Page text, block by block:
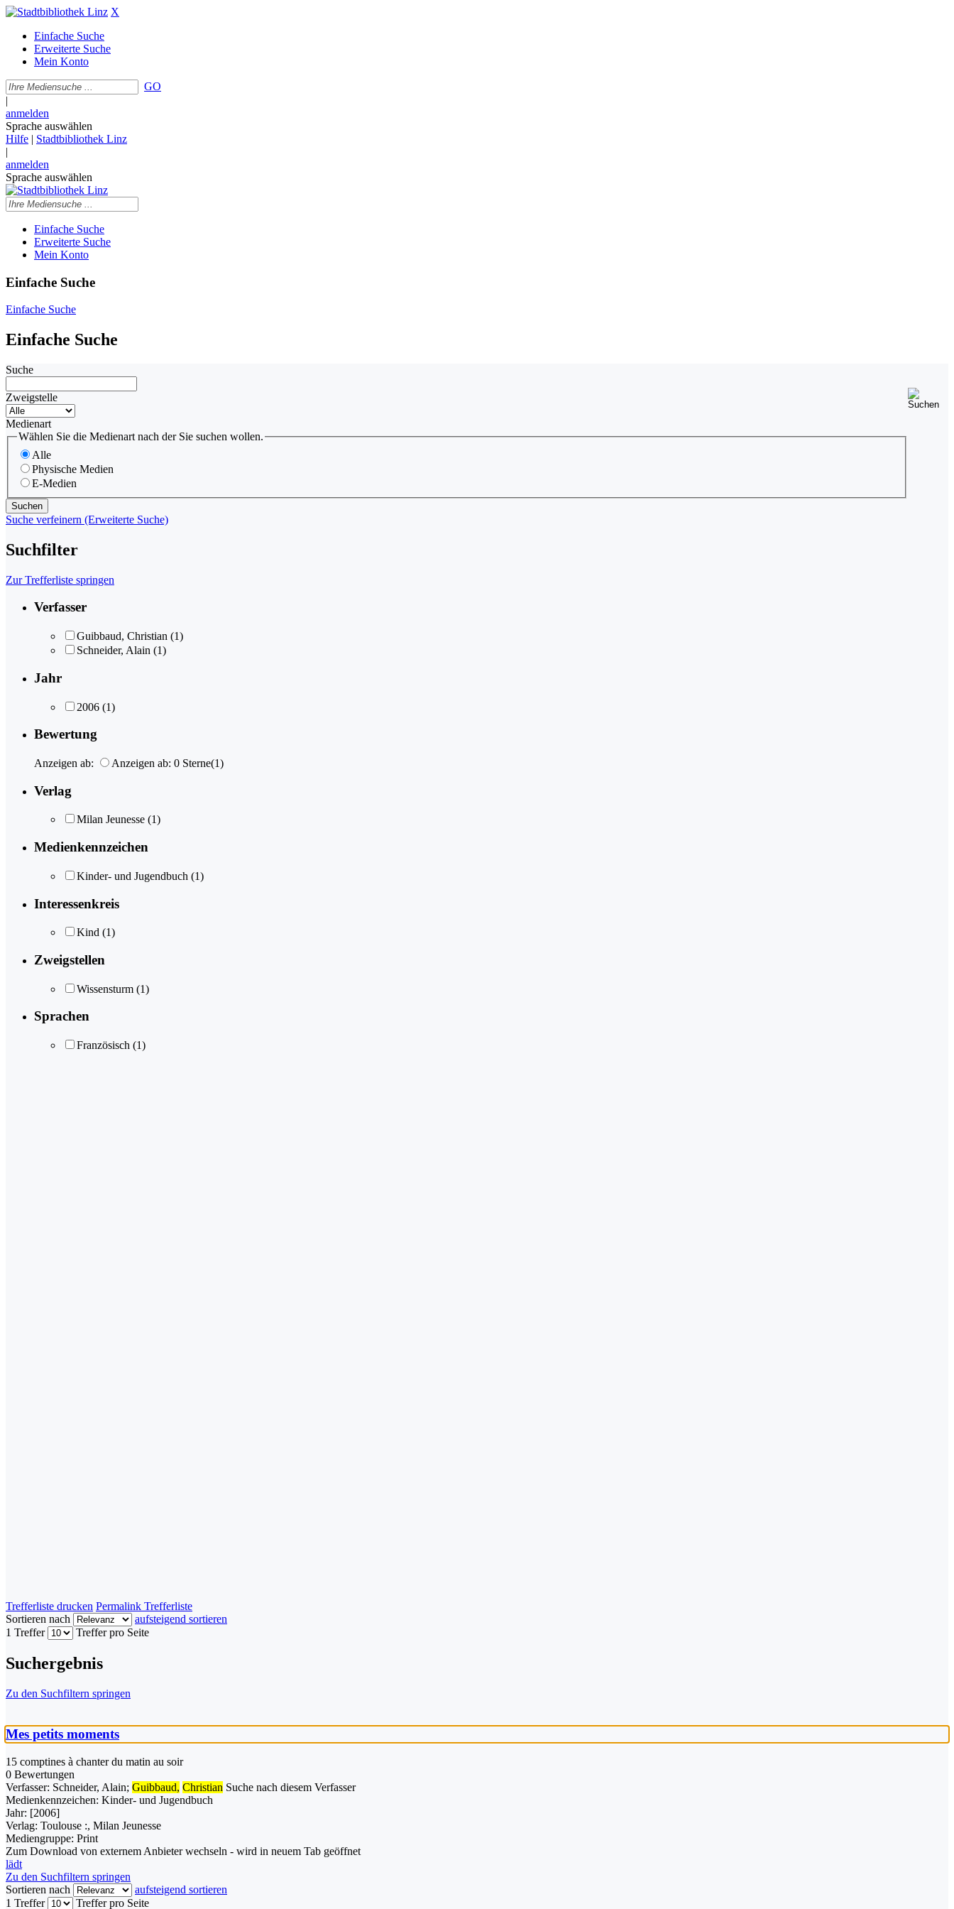
X
Einfache Suche
Erweiterte Suche
Mein Konto
GO
|
anmelden
Sprache auswählen
Hilfe | Stadtbibliothek Linz
|
anmelden
Sprache auswählen
Einfache Suche
Erweiterte Suche
Mein Konto
Einfache Suche
Einfache Suche
Einfache Suche
Suche
Zweigstelle
Medienart
Wählen Sie die Medienart nach der Sie suchen wollen.
Alle
Physische Medien
E-Medien
Suche verfeinern (Erweiterte Suche)
Suchfilter
Zur Trefferliste springen
Verfasser
Guibbaud, Christian (1)
Schneider, Alain (1)
Jahr
2006 (1)
Bewertung
Anzeigen ab: Anzeigen ab: 0 Sterne(1)
Verlag
Milan Jeunesse (1)
Medienkennzeichen
Kinder- und Jugendbuch (1)
Interessenkreis
Kind (1)
Zweigstellen
Wissensturm (1)
Sprachen
Französisch (1)
Trefferliste drucken Permalink Trefferliste
Sortieren nach
aufsteigend sortieren
1 Treffer
Treffer pro Seite
Suchergebnis
Zu den Suchfiltern springen
Mes petits moments
15 comptines à chanter du matin au soir
0 Bewertungen
Verfasser: Schneider, Alain; Guibbaud, Christian Suche nach diesem Verfasser
Medienkennzeichen: Kinder- und Jugendbuch
Jahr: [2006]
Verlag: Toulouse :, Milan Jeunesse
Mediengruppe: Print
Zum Download von externem Anbieter wechseln - wird in neuem Tab geöffnet
lädt
Zu den Suchfiltern springen
Sortieren nach
aufsteigend sortieren
1 Treffer
Treffer pro Seite